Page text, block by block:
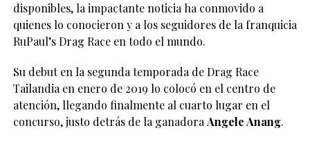
disponibles, la impactante noticia ha conmovido a
quienes lo conocieron y a los seguidores de la franquicia
RuPaul’s Drag Race en todo el mundo.
Su debut en la segunda temporada de Drag Race
Tailandia en enero de 2019 lo colocó en el centro de
atención, llegando finalmente al cuarto lugar en el
concurso, justo detrás de la ganadoraAngele Anang.